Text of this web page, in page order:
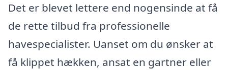
Det er blevet lettere end nogensinde at få
de rette tilbud fra professionelle
havespecialister. Uanset om du ønsker at
få klippet hækken, ansat en gartner eller